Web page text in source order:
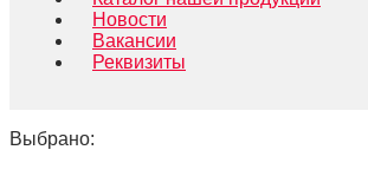
Новости
Вакансии
Реквизиты
Выбрано: